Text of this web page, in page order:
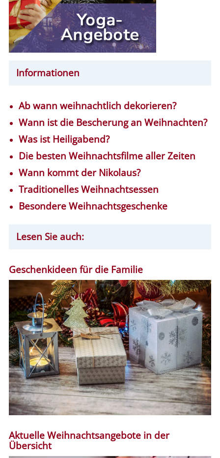
Informationen
Ab wann weihnachtlich dekorieren?
Wann ist die Bescherung an Weihnachten?
Was ist Heiligabend?
Die besten Weihnachtsfilme aller Zeiten
Wann kommt der Nikolaus?
Traditionelles Weihnachtsessen
Besondere Weihnachtsgeschenke
Lesen Sie auch:
Geschenkideen für die Familie
Aktuelle Weihnachtsangebote in der
Übersicht